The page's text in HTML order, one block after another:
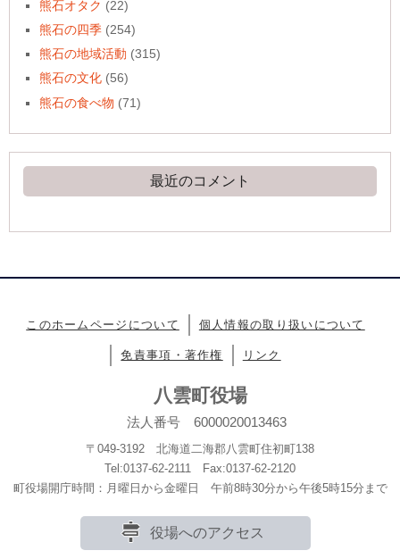
熊石オタク (22)
熊石の四季 (254)
熊石の地域活動 (315)
熊石の文化 (56)
熊石の食べ物 (71)
最近のコメント
このホームページについて 個人情報の取り扱いについて
免責事項・著作権 リンク
八雲町役場
法人番号 6000020013463
〒049-3192 北海道二海郡八雲町住初町138
Tel:0137-62-2111 Fax:0137-62-2120
町役場開庁時間：月曜日から金曜日 午前8時30分から午後5時15分まで
役場へのアクセス